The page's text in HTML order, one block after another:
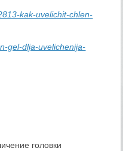
kak-uvelichit-chlen-
gel-dlja-uvelichenija-
головки